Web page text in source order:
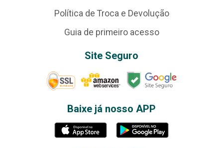
Política de Troca e Devolução
Guia de primeiro acesso
Site Seguro
Baixe já nosso APP